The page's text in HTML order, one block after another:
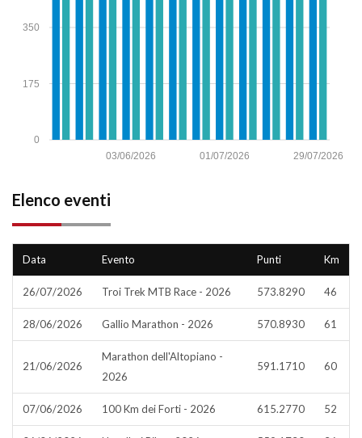
0
175
350
29/07/2026
01/07/2026
03/06/2026
Elenco eventi
Data Evento Punti Km
26/07/2026 Troi Trek MTB Race - 2026 573.8290 46
28/06/2026 Gallio Marathon - 2026 570.8930 61
21/06/2026
Marathon dell'Altopiano -
2026
591.1710 60
07/06/2026 100 Km dei Forti - 2026 615.2770 52